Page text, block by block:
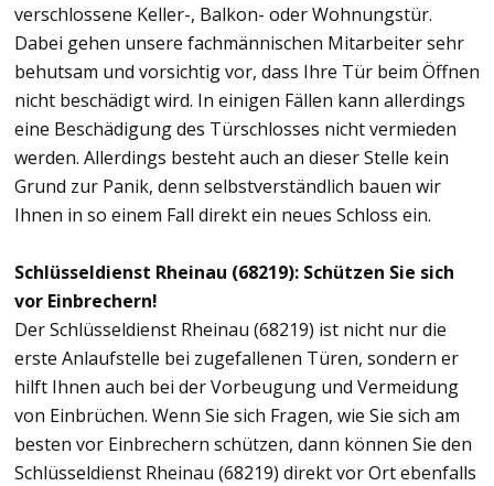
verschlossene Keller-, Balkon- oder Wohnungstür.
Dabei gehen unsere fachmännischen Mitarbeiter sehr
behutsam und vorsichtig vor, dass Ihre Tür beim Öffnen
nicht beschädigt wird. In einigen Fällen kann allerdings
eine Beschädigung des Türschlosses nicht vermieden
werden. Allerdings besteht auch an dieser Stelle kein
Grund zur Panik, denn selbstverständlich bauen wir
Ihnen in so einem Fall direkt ein neues Schloss ein.
Schlüsseldienst Rheinau (68219): Schützen Sie sich
vor Einbrechern!
Der Schlüsseldienst Rheinau (68219) ist nicht nur die
erste Anlaufstelle bei zugefallenen Türen, sondern er
hilft Ihnen auch bei der Vorbeugung und Vermeidung
von Einbrüchen. Wenn Sie sich Fragen, wie Sie sich am
besten vor Einbrechern schützen, dann können Sie den
Schlüsseldienst Rheinau (68219) direkt vor Ort ebenfalls